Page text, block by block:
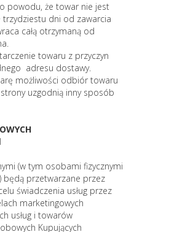
powodu, że towar nie jest
trzydziestu dni od zawarcia
całą otrzymaną od
towaru z przyczyn
adresu dostawy.
możliwości odbiór towaru
uzgodnią inny sposób
(w tym osobami fizycznymi
będą przetwarzane przez
świadczenia usług przez
marketingowych
usług i towarów
Kupujących